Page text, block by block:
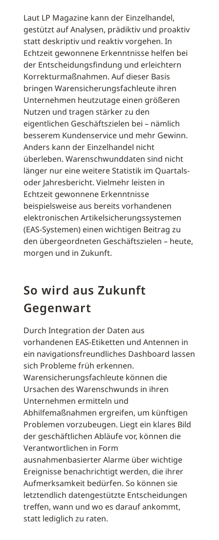
Laut LP Magazine kann der Einzelhandel,
gestützt auf Analysen, prädiktiv und proaktiv
statt deskriptiv und reaktiv vorgehen. In
Echtzeit gewonnene Erkenntnisse helfen bei
der Entscheidungsfindung und erleichtern
Korrekturmaßnahmen. Auf dieser Basis
bringen Warensicherungsfachleute ihren
Unternehmen heutzutage einen größeren
Nutzen und tragen stärker zu den
eigentlichen Geschäftszielen bei – nämlich
besserem Kundenservice und mehr Gewinn.
Anders kann der Einzelhandel nicht
überleben. Warenschwunddaten sind nicht
länger nur eine weitere Statistik im Quartals-
oder Jahresbericht. Vielmehr leisten in
Echtzeit gewonnene Erkenntnisse
beispielsweise aus bereits vorhandenen
elektronischen Artikelsicherungssystemen
(EAS-Systemen) einen wichtigen Beitrag zu
den übergeordneten Geschäftszielen – heute,
morgen und in Zukunft.
So wird aus Zukunft
Gegenwart
Durch Integration der Daten aus
vorhandenen EAS-Etiketten und Antennen in
ein navigationsfreundliches Dashboard lassen
sich Probleme früh erkennen.
Warensicherungsfachleute können die
Ursachen des Warenschwunds in ihren
Unternehmen ermitteln und
Abhilfemaßnahmen ergreifen, um künftigen
Problemen vorzubeugen. Liegt ein klares Bild
der geschäftlichen Abläufe vor, können die
Verantwortlichen in Form
ausnahmenbasierter Alarme über wichtige
Ereignisse benachrichtigt werden, die ihrer
Aufmerksamkeit bedürfen. So können sie
letztendlich datengestützte Entscheidungen
treffen, wann und wo es darauf ankommt,
statt lediglich zu raten.